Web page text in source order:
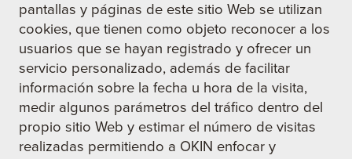
pantallas y páginas de este sitio Web se utilizan
cookies, que tienen como objeto reconocer a los
usuarios que se hayan registrado y ofrecer un
servicio personalizado, además de facilitar
información sobre la fecha u hora de la visita,
medir algunos parámetros del tráfico dentro del
propio sitio Web y estimar el número de visitas
realizadas permitiendo a OKIN enfocar y